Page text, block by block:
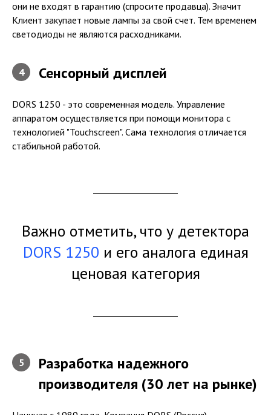
они не входят в гарантию (спросите продавца). Значит
Клиент закупает новые лампы за свой счет. Тем временем
светодиоды не являются расходниками.
4 Сенсорный дисплей
DORS 1250 - это современная модель. Управление
аппаратом осуществляется при помощи монитора с
технологией "Touchscreen". Сама технология отличается
стабильной работой.
Важно отметить, что у детектора
DORS 1250 и его аналога единая
ценовая категория
5
Разработка надежного
производителя (30 лет на рынке)